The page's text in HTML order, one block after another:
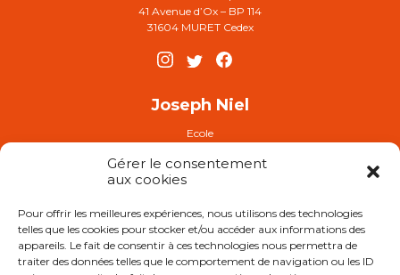
Gérer le consentement
aux cookies
Pour offrir les meilleures expériences, nous utilisons des technologies
telles que les cookies pour stocker et/ou accéder aux informations des
appareils. Le fait de consentir à ces technologies nous permettra de
traiter des données telles que le comportement de navigation ou les ID
41 Avenue d’Ox – BP 114
31604 MURET Cedex
Joseph Niel
Ecole
Plaquette établissement
FAQ
Demande d’inscription